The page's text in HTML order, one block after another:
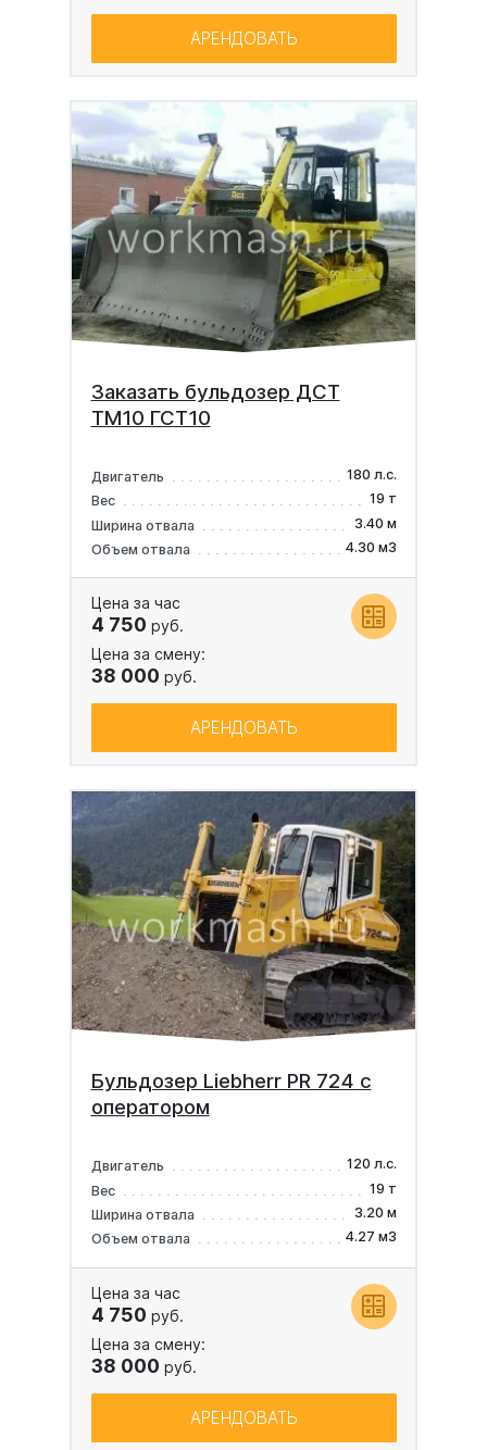
АРЕНДОВАТЬ
Заказать бульдозер ДСТ
ТМ10 ГСТ10
Двигатель
180 л.с.
Вес
19 т
Ширина отвала
3.40 м
Объем отвала
4.30 м3
Цена за час
4 750 руб.
Цена за смену:
38 000 руб.
АРЕНДОВАТЬ
Бульдозер Liebherr PR 724 с
оператором
Двигатель
120 л.с.
Вес
19 т
Ширина отвала
3.20 м
Объем отвала
4.27 м3
Цена за час
4 750 руб.
Цена за смену:
38 000 руб.
АРЕНДОВАТЬ